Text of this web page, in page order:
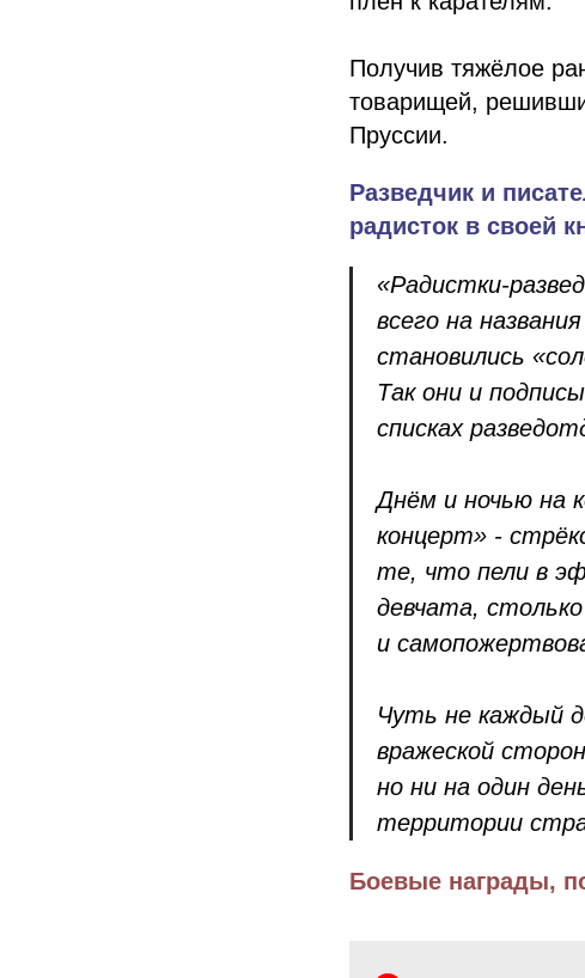
Получив тяжёлое
товарищей,
Пруссии.
Разведчик и
радисток в своей
«Радистки-
всего на
становились
Так они и
списках
Днём и ночью на
концерт» -
те, что пели в
девчата,
и
Чуть не каждый
вражеской
но ни на один
территории
Боевые награды,